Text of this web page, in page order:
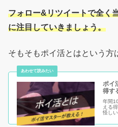
フォロー&リツイートで全く
に注目していきましょう。
そもそもポイ活とはという方
ポイ
得す
年間
える
怪し
活を
ット